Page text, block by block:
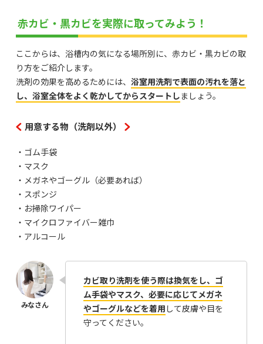
赤カビ・黒カビを実際に取ってみよう！
ここからは、浴槽内の気になる場所別に、赤カビ・黒カビの取
り方をご紹介します。
洗剤の効果を高めるためには、 浴室用洗剤で表面の汚れを落と
し、浴室全体をよく乾かしてからスタートしましょう。
用意する物（洗剤以外）
・ゴム手袋
・マスク
・メガネやゴーグル（必要あれば）
・スポンジ
・お掃除ワイパー
・マイクロファイバー雑巾
・アルコール
カビ取り洗剤を使う際は換気をし、ゴ
ム手袋やマスク、必要に応じてメガネ
やゴーグルなどを着用 して皮膚や目を
守ってください。